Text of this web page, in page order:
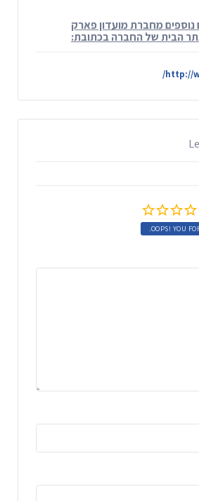
נוספים מחברת מועדון פארק
הבית של החברה בכתובת:
http://
OOPS! YOU